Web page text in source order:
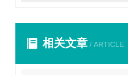
相关文章 / ARTICLE